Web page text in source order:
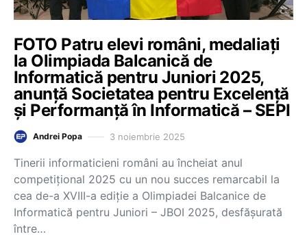
FOTO Patru elevi români, medaliați
la Olimpiada Balcanică de
Informatică pentru Juniori 2025,
anunță Societatea pentru Excelență
și Performanță în Informatică – SEPI
Andrei Popa 3 noiembrie 2025
Tinerii informaticieni români au încheiat anul
competițional 2025 cu un nou succes remarcabil la
cea de-a XVIII-a ediție a Olimpiadei Balcanice de
Informatică pentru Juniori – JBOI 2025, desfășurată
între…